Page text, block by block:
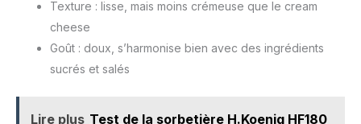
Texture : lisse, mais moins crémeuse que le cream
cheese
Goût : doux, s’harmonise bien avec des ingrédients
sucrés et salés
Lire plus Test de la sorbetière H.Koenig HF180